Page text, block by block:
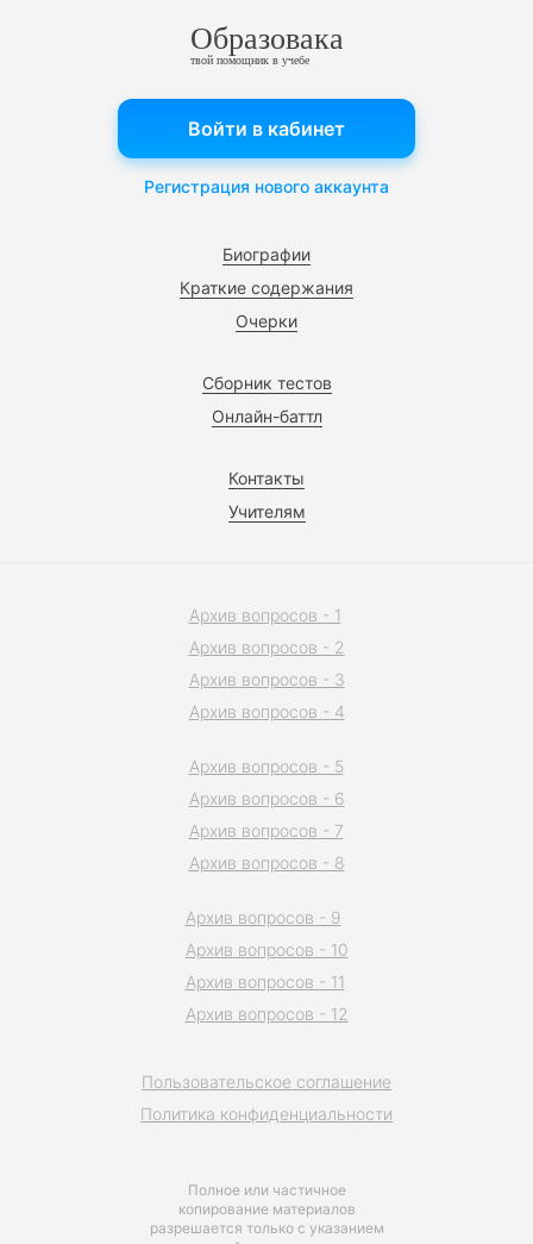
Образовака
твой помощник в учебе
Биографии
Краткие содержания
Очерки
Сборник тестов
Онлайн-баттл
Контакты
Учителям
Войти в кабинет
Регистрация нового аккаунта
Полное или частичное
копирование материалов
разрешается только с указанием
Пользовательское соглашение
Политика конфиденциальности
Архив вопросов - 1
Архив вопросов - 2
Архив вопросов - 3
Архив вопросов - 4
Архив вопросов - 5
Архив вопросов - 6
Архив вопросов - 7
Архив вопросов - 8
Архив вопросов - 9
Архив вопросов - 10
Архив вопросов - 11
Архив вопросов - 12